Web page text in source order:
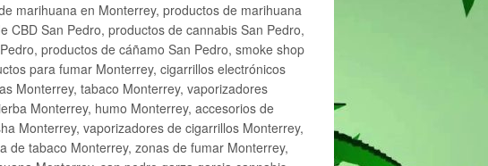
marihuana en Monterrey, productos de marihuana
CBD San Pedro, productos de cannabis San Pedro,
productos de cáñamo San Pedro, smoke shop
para fumar Monterrey, cigarrillos electrónicos
Monterrey, tabaco Monterrey, vaporizadores
Monterrey, humo Monterrey, accesorios de
Monterrey, vaporizadores de cigarrillos Monterrey,
de tabaco Monterrey, zonas de fumar Monterrey,